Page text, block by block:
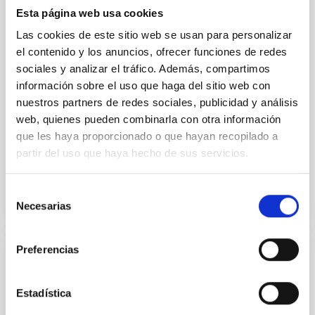
Esta página web usa cookies
Las cookies de este sitio web se usan para personalizar
el contenido y los anuncios, ofrecer funciones de redes
sociales y analizar el tráfico. Además, compartimos
información sobre el uso que haga del sitio web con
nuestros partners de redes sociales, publicidad y análisis
web, quienes pueden combinarla con otra información
que les haya proporcionado o que hayan recopilado a
partir del uso que haya hecho de sus servicios.
Necesarias
Preferencias
Estadística
centrado en el programa Ciencia por Mujeres ,
iniciativa que impulsa la investigación y el liderazgo
científico femenino africano. El director del programa
Ciencia por Mujeres, Juan Algar , la coordinadora del
programa, María Almela , y la técnica de proyectos,
Emma Garcia Taboadela , fueron recibidos por el
director del IAC, Valentín Martínez Pillet , y por el
coordinador de investigación del IAC, Jonay I.
González Hernández . Durante
Advertised on 05/19/2026 - 14:52:20
The IAC is organising the SEA’s first